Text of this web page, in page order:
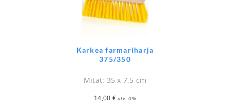
Karkea farmariharja
375/350
Mitat: 35 x 7,5 cm
14,00 € alv. 0%